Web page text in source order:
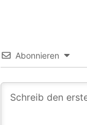
Abonnieren